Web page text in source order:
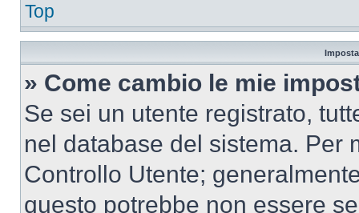
Top
» Come cambio le mie
Se sei un utente registrato,
nel database del sistema. Per
Controllo Utente;
questo potrebbe non essere